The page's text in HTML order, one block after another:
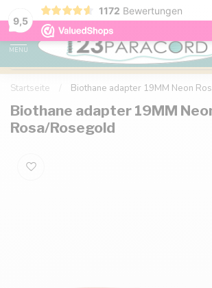
9,5
1172 Bewertungen
Kostenlose Lieferung nach Hause ab 150 €
MENU
Startseite Biothane adapter 19MM Neon
Biothane adapter 19MM
Rosa/Rosegold